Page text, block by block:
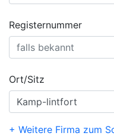
Registernummer
Ort/Sitz
+ Weitere Firma zum